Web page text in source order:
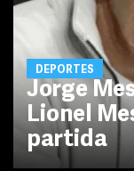
DEPORTES
Jorge
Lionel
partida